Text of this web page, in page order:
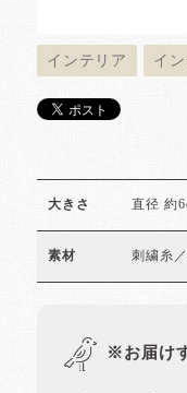
インテリア イ
大きさ 直径 約
素材 刺繍糸
※お届け